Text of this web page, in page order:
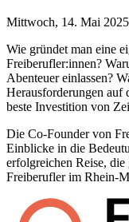
Mittwoch, 14. Mai
Wie gründet man eine
Freiberufler:innen?
Abenteuer einlassen?
Herausforderungen auf
beste Investition von
Die Co-Founder von
Einblicke in die
erfolgreichen Reise,
Freiberufler im Rhein-